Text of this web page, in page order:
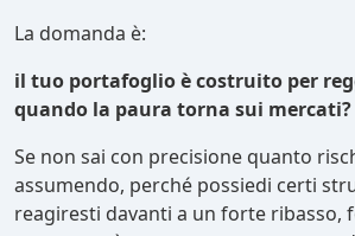
La domanda è:
il tuo portafoglio è costruito per
quando la paura torna sui mercati?
Se non sai con precisione quanto
assumendo, perché possiedi certi
reagiresti davanti a un forte ribasso,